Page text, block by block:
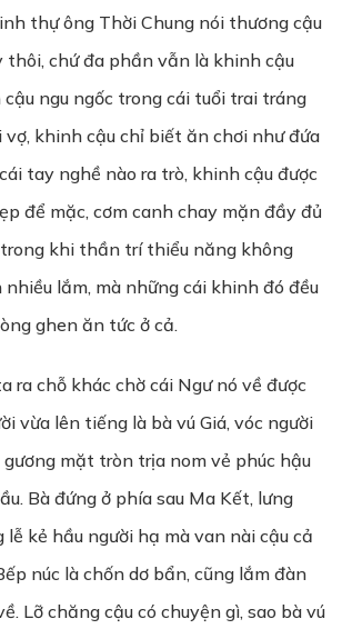
thự ông Thời Chung nói thương cậu
chứ đa phần vẫn là khinh cậu
ngu ngốc trong cái tuổi trai tráng
vợ, khinh cậu chỉ biết ăn chơi như đứa
tay nghề nào ra trò, khinh cậu được
để mặc, cơm canh chay mặn đầy đủ
khi thần trí thiểu năng không
lắm, mà những cái khinh đó đều
ghen ăn tức ở cả.
ra chỗ khác chờ cái Ngư nó về được
vừa lên tiếng là bà vú Giá, vóc người
mặt tròn trịa nom vẻ phúc hậu
Bà đứng ở phía sau Ma Kết, lưng
lễ kẻ hầu người hạ mà van nài cậu cả
núc là chốn dơ bẩn, cũng lắm đàn
Lỡ chăng cậu có chuyện gì, sao bà vú